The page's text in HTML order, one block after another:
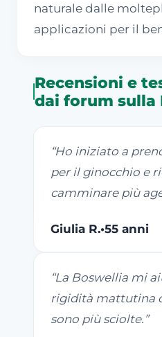
naturale dalle
applicazioni per il
Recensioni e
dai forum sulla
“Ho iniziato a
per il ginocchio e
camminare più
Giulia R.•55 anni
“La Boswellia mi
rigidità mattutina
sono più sciolte. ”